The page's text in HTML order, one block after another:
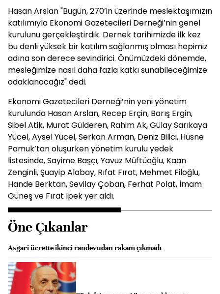
Hasan Arslan "Bugün, 270’in üzerinde meslektaşımızın
katılımıyla Ekonomi Gazetecileri Derneği’nin genel
kurulunu gerçekleştirdik. Dernek tarihimizde ilk kez
bu denli yüksek bir katılım sağlanmış olması hepimiz
adına son derece sevindirici. Önümüzdeki dönemde,
mesleğimize nasıl daha fazla katkı sunabileceğimize
odaklanacağız" dedi.
Ekonomi Gazetecileri Derneği’nin yeni yönetim
kurulunda Hasan Arslan, Recep Erçin, Barış Ergin,
Sibel Atik, Murat Gülderen, Rahim Ak, Gülay Sarıkaya
Yücel, Aysel Yücel, Serkan Arman, Deniz Bilici, Hüsne
Pamuk’tan oluşurken yönetim kurulu yedek
listesinde, Sayime Başçı, Yavuz Müftüoğlu, Kaan
Zenginli, Şuayip Alabay, Rıfat Fırat, Mehmet Filoğlu,
Hande Berktan, Sevilay Çoban, Ferhat Polat, İmam
Güneş ve Fırat İpek yer aldı.
Öne Çıkanlar
Asgari ücrette ikinci randevudan rakam çıkmadı